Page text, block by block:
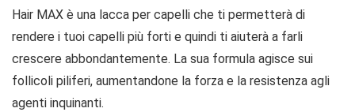
Hair MAX è una lacca per capelli che ti permetterà di
rendere i tuoi capelli più forti e quindi ti aiuterà a farli
crescere abbondantemente. La sua formula agisce sui
follicoli piliferi, aumentandone la forza e la resistenza agli
agenti inquinanti.